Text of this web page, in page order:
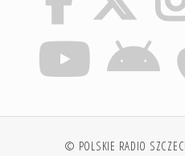
© POLSKIE RADIO